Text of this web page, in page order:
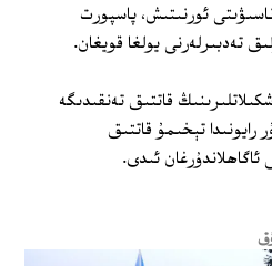
ئورنىتىش، پاسپورت
تەدبىرلەرنى يولغا قويغان.
قاتتىق تەنقىدىگە
رايونىدا تېخىمۇ قاتتىق
ئاگاھلاندۇرغان ئىدى.